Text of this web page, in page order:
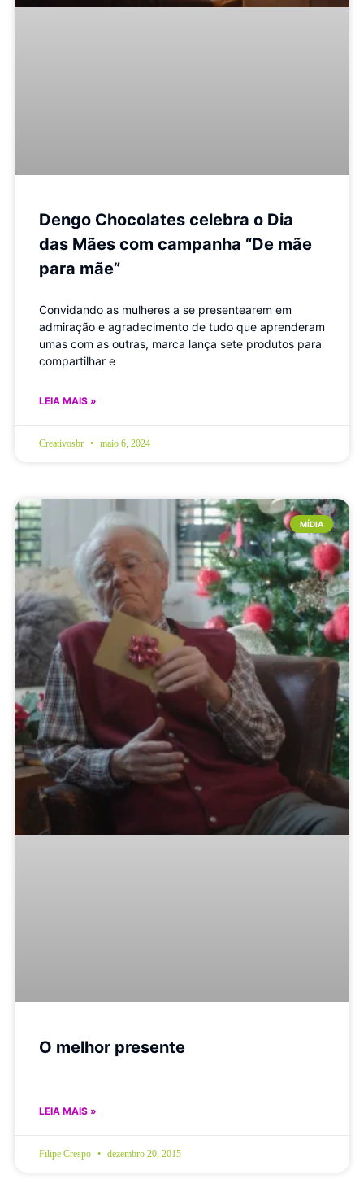
Dengo Chocolates celebra o Dia
das Mães com campanha “De mãe
para mãe”
Convidando as mulheres a se presentearem em
admiração e agradecimento de tudo que aprenderam
umas com as outras, marca lança sete produtos para
compartilhar e
LEIA MAIS »
Creativosbr maio 6, 2024
MÍDIA
O melhor presente
LEIA MAIS »
Filipe Crespo dezembro 20, 2015